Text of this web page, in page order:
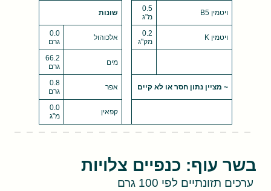
ויטמין B5
0.5
מ"ג
שונות
ויטמין K
0.2
מק"ג
אלכוהול
0.0
גרם
מים
66.2
גרם
~ מציין נתון חסר או לא קיים אפר
0.8
גרם
קפאין
0.0
מ"ג
בשר עוף: כנפיים צלויות
ערכים תזונתיים לפי 100 גרם